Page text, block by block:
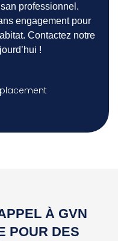
professionnel.
engagement pour
Contactez notre
!
À GVN
POUR DES